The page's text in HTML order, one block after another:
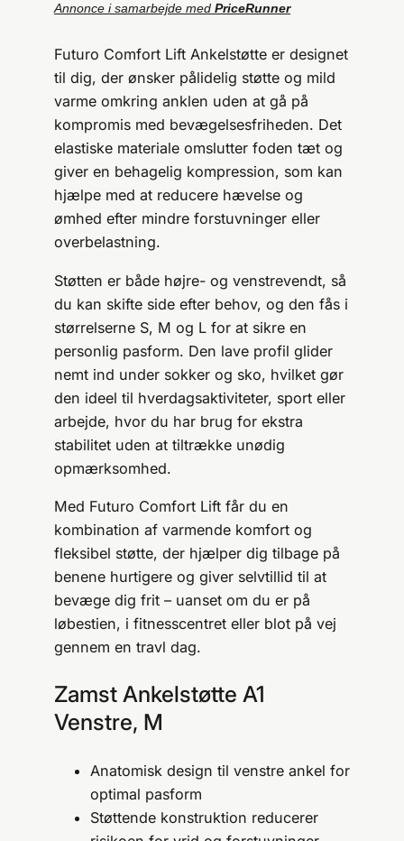
Annonce i samarbejde med PriceRunner
Futuro Comfort Lift Ankelstøtte er designet
til dig, der ønsker pålidelig støtte og mild
varme omkring anklen uden at gå på
kompromis med bevægelsesfriheden. Det
elastiske materiale omslutter foden tæt og
giver en behagelig kompression, som kan
hjælpe med at reducere hævelse og
ømhed efter mindre forstuvninger eller
overbelastning.
Støtten er både højre- og venstrevendt, så
du kan skifte side efter behov, og den fås i
størrelserne S, M og L for at sikre en
personlig pasform. Den lave profil glider
nemt ind under sokker og sko, hvilket gør
den ideel til hverdagsaktiviteter, sport eller
arbejde, hvor du har brug for ekstra
stabilitet uden at tiltrække unødig
opmærksomhed.
Med Futuro Comfort Lift får du en
kombination af varmende komfort og
fleksibel støtte, der hjælper dig tilbage på
benene hurtigere og giver selvtillid til at
bevæge dig frit – uanset om du er på
løbestien, i fitnesscentret eller blot på vej
gennem en travl dag.
Zamst Ankelstøtte A1
Venstre, M
Anatomisk design til venstre ankel for
optimal pasform
Støttende konstruktion reducerer